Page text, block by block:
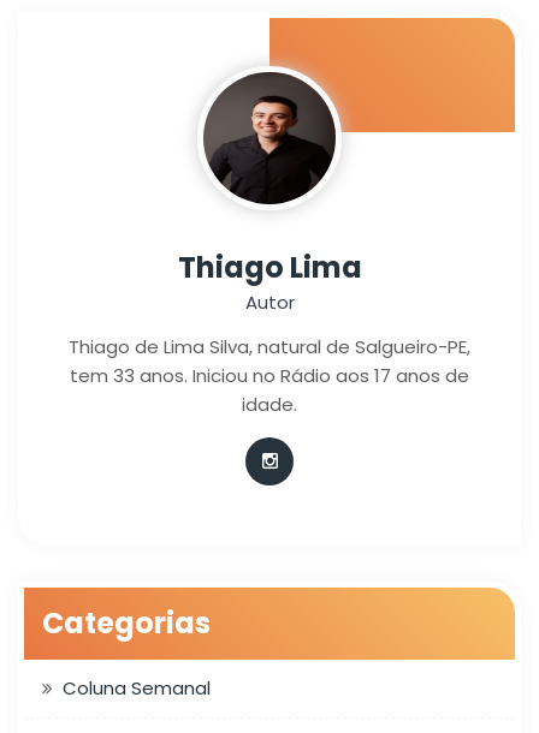
Thiago Lima
Autor
Thiago de Lima Silva, natural de Salgueiro-PE,
tem 33 anos. Iniciou no Rádio aos 17 anos de
idade.
Categorias
Coluna Semanal